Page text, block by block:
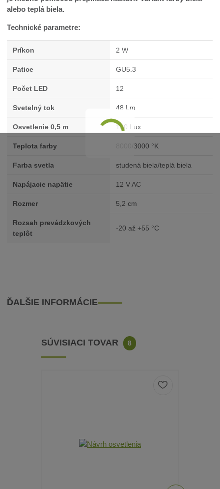
alebo teplá biela.
Technické parametre:
Príkon 2 W
Patice GU5.3
Počet LED 12
Svetelný tok 48 Lm
Osvetlenie 0,5 m 120 Lux
Teplota farby 8000/3000 °K
Farba svetla studená biela/teplá biela
Napájacie napätie 12 V AC
Rozmer 5,2 cm
Rozsah prevádzkových
teplôt
-20 až +55 °C
ĎALŠIE INFORMÁCIE
SÚVISIACI TOVAR 8